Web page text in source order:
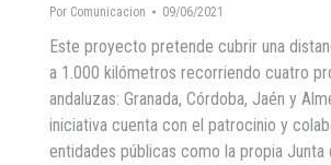
Por Comunicacion 09/06/2021
Este proyecto pretende cubrir una
a 1.000 kilómetros recorriendo cuatro
andaluzas: Granada, Córdoba, Jaén y
iniciativa cuenta con el patrocinio y
entidades públicas como la propia Junta